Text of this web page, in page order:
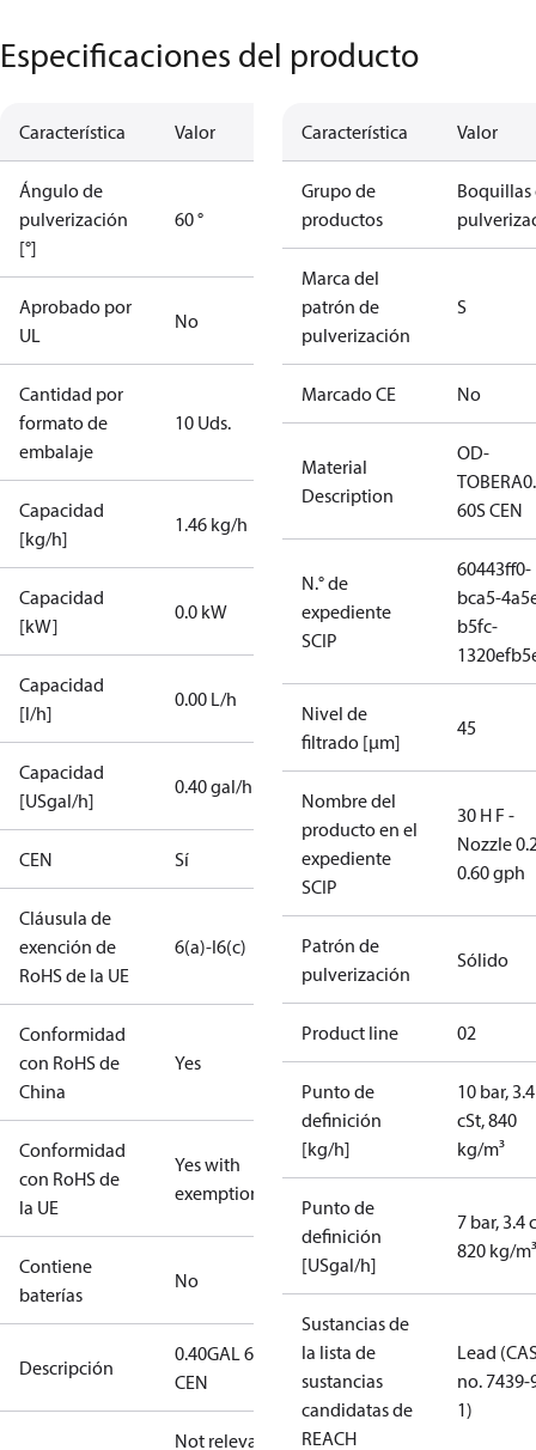
Especificaciones del producto
Característica Valor
Ángulo de
pulverización
[°]
60 °
Aprobado por
UL
No
Cantidad por
formato de
embalaje
10 Uds.
Capacidad
[kg/h]
1.46 kg/h
Capacidad
[kW]
0.0 kW
Capacidad
[l/h]
0.00 L/h
Capacidad
[USgal/h]
0.40 gal/h
CEN Sí
Cláusula de
exención de
RoHS de la UE
6(a)-I6(c)
Conformidad
con RoHS de
China
Yes
Conformidad
con RoHS de
la UE
Yes with
exemptions
Contiene
baterías
No
Descripción
0.40GAL 60S
CEN
Not relevant
Característica Valor
Grupo de
productos
Boquillas
Marca del
patrón de
pulverización
S
Marcado CE No
Material
Description
OD-
60S CEN
N.° de
expediente
SCIP
60443ff0-
bca5-
b5fc-
Nivel de
filtrado [µm]
45
Nombre del
producto en el
expediente
SCIP
30 H F -
Nozzle
0.60 gph
Patrón de
pulverización
Sólido
Product line 02
Punto de
definición
[kg/h]
10 bar, 3.4
cSt, 840
kg/m³
Punto de
definición
[USgal/h]
7 bar, 3.4
820 kg/m³
Sustancias de
la lista de
sustancias
candidatas de
REACH
Lead
no. 7439-
1)